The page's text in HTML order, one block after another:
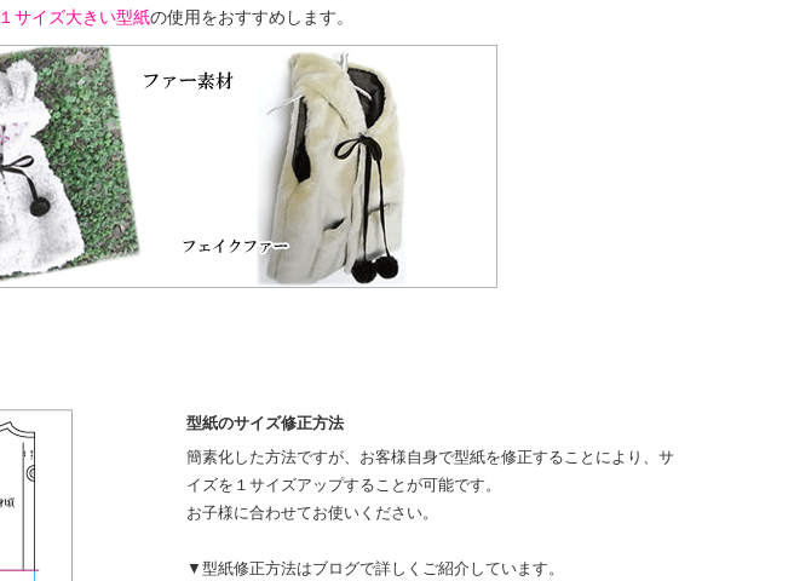
１サイズ大きい型紙の使用をおすすめします。
型紙のサイズ修正方法
簡素化した方法ですが、お客様自身で型紙を修正することにより、サ
イズを１サイズアップすることが可能です。
お子様に合わせてお使いください。
▼型紙修正方法はブログで詳しくご紹介しています。